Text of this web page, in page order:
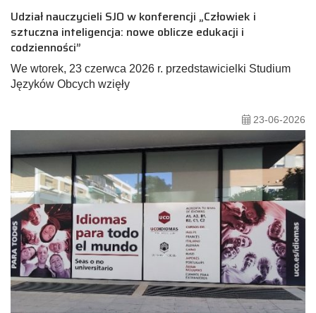
Udział nauczycieli SJO w konferencji „Człowiek i
sztuczna inteligencja: nowe oblicze edukacji i
codzienności”
We wtorek, 23 czerwca 2026 r. przedstawicielki Studium
Języków Obcych wzięły
23-06-2026